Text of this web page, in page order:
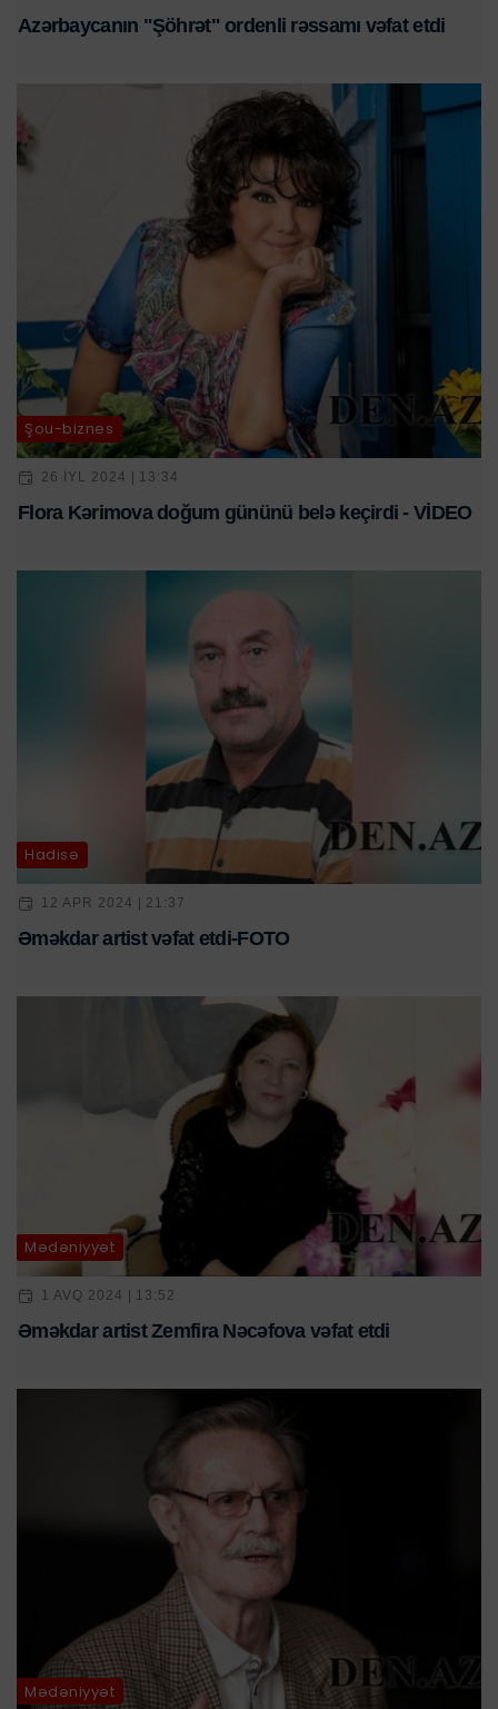
Azərbaycanın "Şöhrət" ordenli rəssamı vəfat etdi
Şou-biznes
26 IYL 2024 | 13:34
Flora Kərimova doğum gününü belə keçirdi - VİDEO
Hadisə
12 APR 2024 | 21:37
Əməkdar artist vəfat etdi-FOTO
Mədəniyyət
1 AVQ 2024 | 13:52
Əməkdar artist Zemfira Nəcəfova vəfat etdi
Mədəniyyət